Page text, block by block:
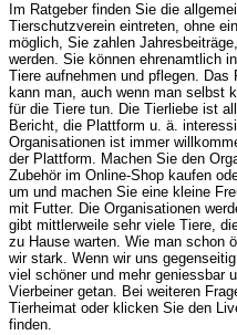
Im Ratgeber finden Sie die
Tierschutzverein eintreten, ohne
möglich, Sie zahlen
werden. Sie können ehrenamtlich
Tiere aufnehmen und pflegen.
kann man, auch wenn man selbst
für die Tiere tun. Die Tierliebe ist
Bericht, die Plattform u. ä.
Organisationen ist immer
der Plattform. Machen Sie den
Zubehör im Online-Shop kaufen
um und machen Sie eine kleine
mit Futter. Die Organisationen
gibt mittlerweile sehr viele Tiere,
zu Hause warten. Wie man schon
wir stark. Wenn wir uns
viel schöner und mehr geniessbar
Vierbeiner getan. Bei weiteren
Tierheimat oder klicken Sie den
finden.